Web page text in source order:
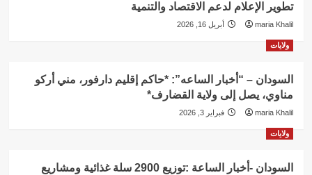
تطوير الإعلام لدعم الاقتصاد والتنمية
maria Khalil أبريل 16, 2026
ولايات
السودان – “أخبار الساعه”: *حاكم إقليم دارفور، مني أركو
مناوي، يصل إلى ولاية القضارف*
maria Khalil فبراير 3, 2026
ولايات
السودان -أخبار الساعة :توزيع 2900 سلة غذائية ومشاريع